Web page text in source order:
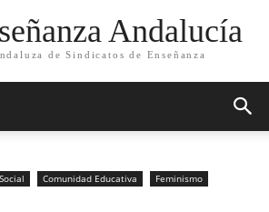
Andalucía
de Sindicatos de Enseñanza
Comunidad Educativa
Feminismo